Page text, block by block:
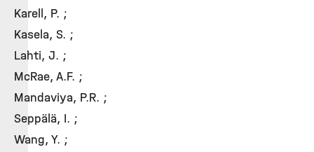
Karell, P. ;
Kasela, S. ;
Lahti, J. ;
McRae, A.F. ;
Mandaviya, P.R. ;
Seppälä, I. ;
Wang, Y. ;